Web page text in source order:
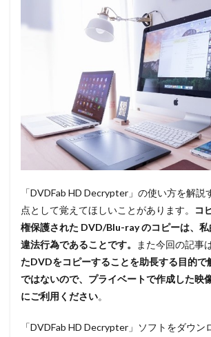
「DVDFab HD Decrypter」の使い方を解
点として覚えてほしいことがあります。
コ
権保護された DVD/Blu-ray のコピーは、私
違法行為であることです。
また今回の記事
たDVDをコピーすることを助長する目的で
ではないので、プライベートで作成した映
にご利用ください。
「DVDFab HD Decrypter」ソフトをダウン